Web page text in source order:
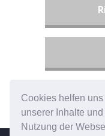
Cookies helfen
unserer Inhalte
Nutzung der